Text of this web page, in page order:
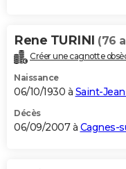
Rene TURINI (76
Créer une cagnotte
Naissance
06/10/1930 à Saint-
Décès
06/09/2007 à Cagnes-